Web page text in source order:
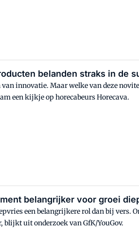
belanden straks in de
van innovatie. Maar welke van deze
nam een kijkje op horecabeurs Horecava.
belangrijker voor groei
een belangrijkere rol dan bij vers.
blijkt uit onderzoek van GfK/YouGov.